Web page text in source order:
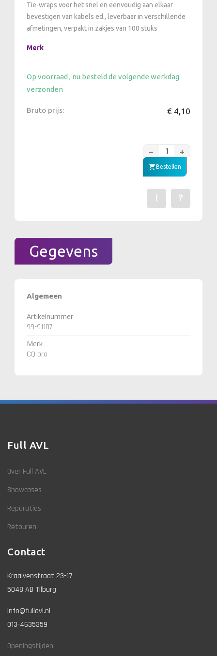
Tie-wraps voor het snel en eenvoudig aan elkaar
bevestigen van kabels ed., leverbaar in verschillende
afmetingen, verpakt in zakjes van 100 stuks
Merk
Op voorraad , nu besteld de volgende werkdag
verzonden
Bruto prijs: € 4,10
Bestellen
Stel een
?
Een fout gevonden?
!
Gegevens
Algemeen
Artikelnummer
99-91107
Merk
CQ pro
Full AVL
Over Full AVL
Showcases
Reparaties
Retouren
Contact
Kraaivenstraat 23-17
5048 AB Tilburg
info@fullavl.nl
013-4635359
Openingstijden: